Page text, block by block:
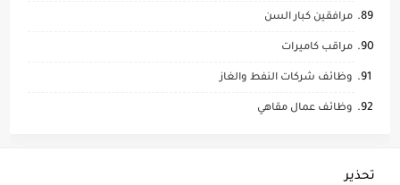
مرافقين كبار السن
مراقب كاميرات
وظائف شركات النفط والغاز
وظائف عمال مقاهي
تحذير